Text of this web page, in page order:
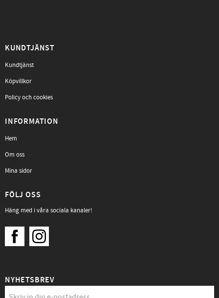
KUNDTJÄNST
Kundtjänst
Köpvillkor
Policy och cookies
INFORMATION
Hem
Om oss
Mina sidor
FÖLJ OSS
Häng med i våra sociala kanaler!
NYHETSBREV